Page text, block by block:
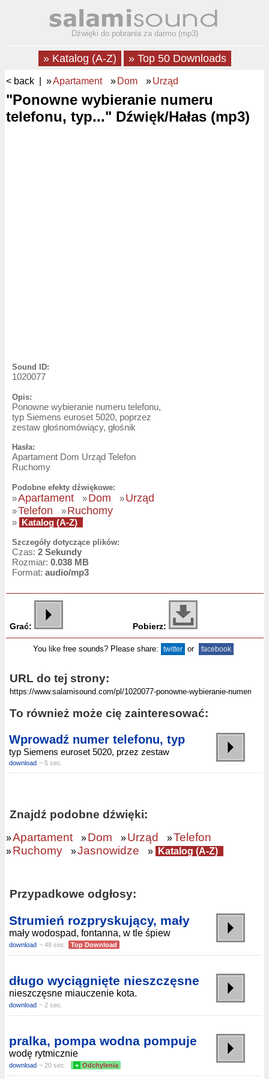
Dźwięki do pobrania za darmo (mp3)
» Katalog (A-Z) » Top 50 Downloads
< back | »Apartament » Dom »Urząd
"Ponowne wybieranie numeru
telefonu, typ..." Dźwięk/Hałas (mp3)
Sound ID:
1020077
Opis:
Ponowne wybieranie numeru telefonu,
typ Siemens euroset 5020, poprzez
zestaw głośnomówiący, głośnik
Hasła:
Apartament Dom Urząd Telefon
Ruchomy
Podobne efekty dźwiękowe:
»Apartament »Dom »Urząd
»Telefon »Ruchomy
» Katalog (A-Z)
Szczegóły dotyczące plików:
Czas: 2 Sekundy
Rozmiar: 0.038 MB
Format: audio/mp3
Grać: Pobierz:
You like free sounds? Please share: twitter or facebook
URL do tej strony:
To również może cię zainteresować:
Wprowadź numer telefonu, typ
typ Siemens euroset 5020, przez zestaw
download ~ 5 sec.
Znajdź podobne dźwięki:
»Apartament »Dom »Urząd »Telefon
»Ruchomy »Jasnowidze » Katalog (A-Z)
Przypadkowe odgłosy:
Strumień rozpryskujący, mały
mały wodospad, fontanna, w tle śpiew
download ~ 48 sec. Top Download
długo wyciągnięte nieszczęsne
nieszczęsne miauczenie kota.
download ~ 2 sec.
pralka, pompa wodna pompuje
wodę rytmicznie
download ~ 20 sec. + Odchylenia